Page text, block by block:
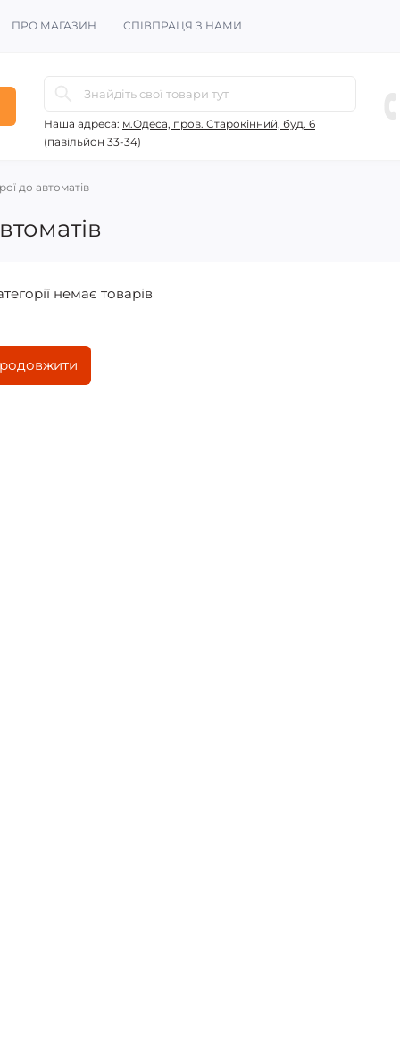
ПРО МАГАЗИН СПІВПРАЦЯ З НАМИ
Наша адреса: м.Одеса, пров. Старокінний, буд. 6
(павільйон 33-34)
до автоматів
немає товарів